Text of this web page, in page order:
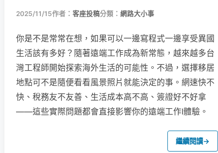
2025/11/15作者： 客座投稿分類： 網路大小事
你是不是常常在想，如果可以一邊寫程式一邊享受異國
生活該有多好？隨著遠端工作成為新常態，越來越多台
灣工程師開始探索海外生活的可能性。不過，選擇移居
地點可不是隨便看看風景照片就能決定的事。網速快不
快、稅務友不友善、生活成本高不高、簽證好不好拿
——這些實際問題都會直接影響你的遠端工作I體驗。
繼續閱讀→